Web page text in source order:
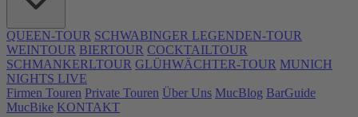
QUEEN-TOUR SCHWABINGER LEGENDEN-TOUR
WEINTOUR BIERTOUR COCKTAILTOUR
SCHMANKERLTOUR GLÜHWÄCHTER-TOUR MUNICH
NIGHTS LIVE
Firmen Touren Private Touren Über Uns MucBlog BarGuide
MucBike KONTAKT